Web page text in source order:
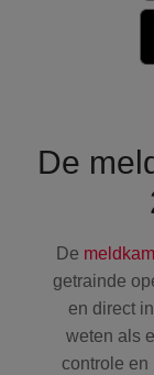
De
De
getrainde
en direct
weten als
controle en